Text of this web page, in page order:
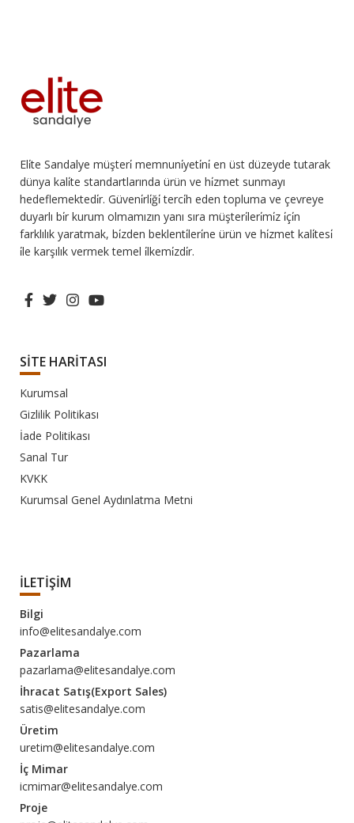
Eli̇te Sandalye müşteri̇ memnuni̇yeti̇ni̇ en üst düzeyde tutarak
dünya kali̇te standartlarında ürün ve hi̇zmet sunmayı
hedeflemektedi̇r. Güveni̇rli̇ği̇ terci̇h eden topluma ve çevreye
duyarlı bi̇r kurum olmamızın yanı sıra müşteri̇leri̇mi̇z i̇çi̇n
farklılık yaratmak, bi̇zden beklenti̇leri̇ne ürün ve hi̇zmet kali̇tesi̇
i̇le karşılık vermek temel i̇lkemi̇zdi̇r.
SİTE HARİTASI
Kurumsal
Gizlilik Politikası
İade Politikası
Sanal Tur
KVKK
Kurumsal Genel Aydınlatma Metni
İLETİŞİM
Bilgi
info@elitesandalye.com
Pazarlama
pazarlama@elitesandalye.com
İhracat Satış(Export Sales)
satis@elitesandalye.com
Üretim
uretim@elitesandalye.com
İç Mimar
icmimar@elitesandalye.com
Proje